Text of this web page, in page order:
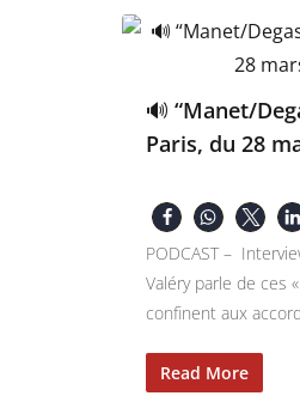
🔊 “Manet/
Paris, du 28
PODCAST –
Valéry parle de ces
confinent aux
Read More